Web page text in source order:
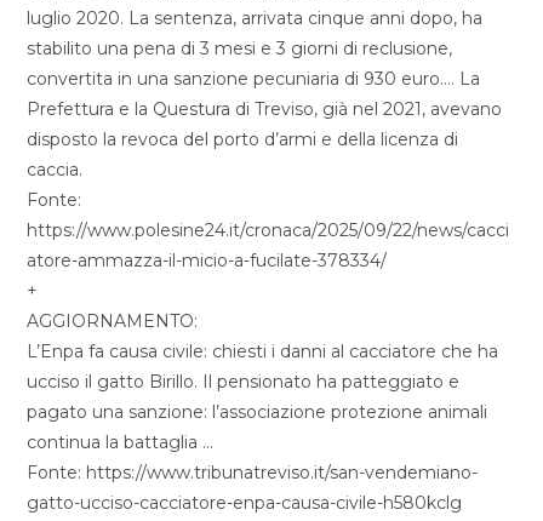
luglio 2020. La sentenza, arrivata cinque anni dopo, ha
stabilito una pena di 3 mesi e 3 giorni di reclusione,
convertita in una sanzione pecuniaria di 930 euro…. La
Prefettura e la Questura di Treviso, già nel 2021, avevano
disposto la revoca del porto d’armi e della licenza di
caccia.
Fonte:
https://www.polesine24.it/cronaca/2025/09/22/news/cacci
atore-ammazza-il-micio-a-fucilate-378334/
+
AGGIORNAMENTO:
L’Enpa fa causa civile: chiesti i danni al cacciatore che ha
ucciso il gatto Birillo. Il pensionato ha patteggiato e
pagato una sanzione: l’associazione protezione animali
continua la battaglia …
Fonte: https://www.tribunatreviso.it/san-vendemiano-
gatto-ucciso-cacciatore-enpa-causa-civile-h580kclg